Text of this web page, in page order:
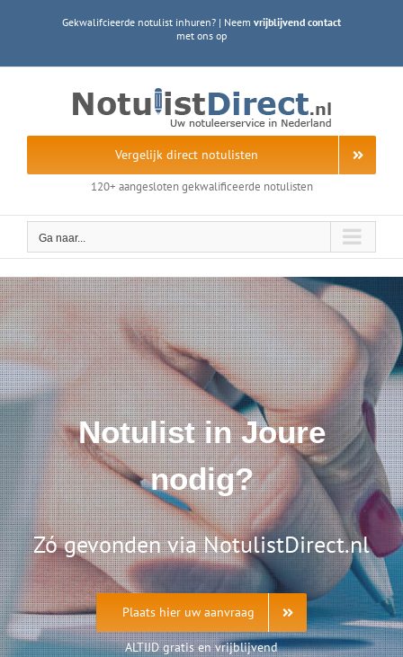
Gekwalifcieerde notulist inhuren? | Neem vrijblijvend contact
met ons op
Vergelijk direct notulisten
120+ aangesloten gekwalificeerde notulisten
Ga naar...
Notulist in Joure
nodig?
Zó gevonden via NotulistDirect.nl
Plaats hier uw aanvraag
ALTIJD gratis en vrijblijvend